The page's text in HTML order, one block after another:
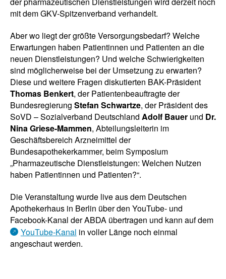
mit dem GKV-Spitzenverband verhandelt.
Aber wo liegt der größte Versorgungsbedarf? Welche
Erwartungen haben Patientinnen und Patienten an die
neuen Dienstleistungen? Und welche Schwierigkeiten
sind möglicherweise bei der Umsetzung zu erwarten?
Diese und weitere Fragen diskutierten BAK-Präsident
Thomas Benkert, der Patientenbeauftragte der
Bundesregierung Stefan Schwartze, der Präsident des
SoVD – Sozialverband Deutschland Adolf Bauer und Dr.
Nina Griese-Mammen, Abteilungsleiterin im
Geschäftsbereich Arzneimittel der
Bundesapothekerkammer, beim Symposium
„Pharmazeutische Dienstleistungen: Welchen Nutzen
haben Patientinnen und Patienten?“.
Die Veranstaltung wurde live aus dem Deutschen
Apothekerhaus in Berlin über den YouTube- und
Facebook-Kanal der ABDA übertragen und kann auf dem
YouTube-Kanal in voller Länge noch einmal
angeschaut werden.